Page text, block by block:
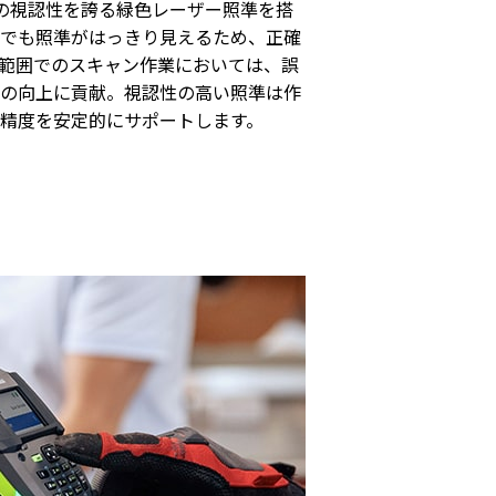
認性を誇る緑色レーザー照準を搭
も照準がはっきり見えるため、正確
囲でのスキャン作業においては、誤
向上に貢献。視認性の高い照準は作
度を安定的にサポートします。